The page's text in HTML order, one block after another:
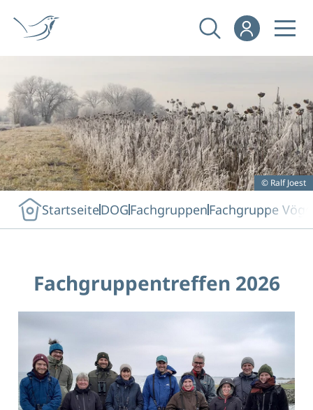
© Ralf Joest
StartseiteDOGFachgruppenFachgruppe
Fachgruppentreffen 2026